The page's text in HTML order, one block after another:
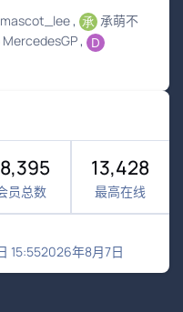
mascot_lee
承萌不
MercedesGP
员总数
13,428
最高在线
15:552026年8月7日